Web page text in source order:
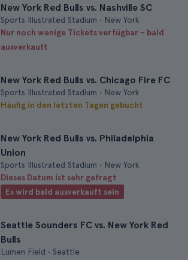
New York Red Bulls vs. Nashville SC
Sports Illustrated Stadium • New York
Nur noch wenige Tickets verfügbar – bald
ausverkauft
New York Red Bulls vs. Chicago Fire FC
Sports Illustrated Stadium • New York
Häufig in den letzten Tagen gebucht
New York Red Bulls vs. Philadelphia
Union
Sports Illustrated Stadium • New York
Dieses Datum ist sehr gefragt
Es wird bald ausverkauft sein
Seattle Sounders FC vs. New York Red
Bulls
Lumen Field • Seattle